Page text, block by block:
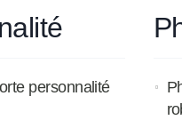
personnalité